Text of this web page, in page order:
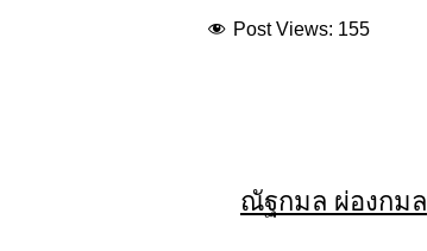
Post Views: 155
ณัฐกมล ผ่องกมล